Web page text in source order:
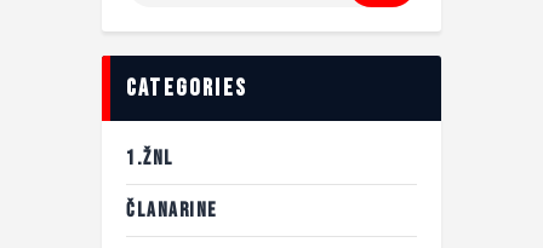
categories
1.ŽNL
ČLANARINE